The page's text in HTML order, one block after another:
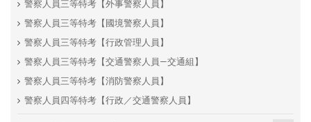
警察人員三等特考【外事警察人員】
警察人員三等特考【國境警察人員】
警察人員三等特考【行政管理人員】
警察人員三等特考【交通警察人員—交通組】
警察人員三等特考【消防警察人員】
警察人員四等特考【行政／交通警察人員】